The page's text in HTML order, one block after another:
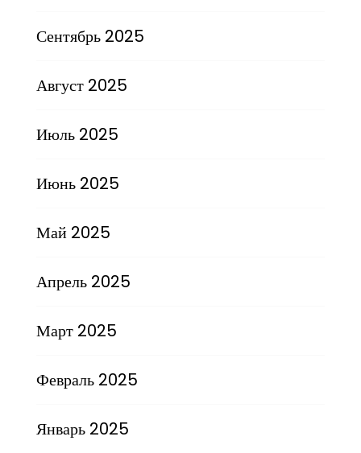
Сентябрь 2025
Август 2025
Июль 2025
Июнь 2025
Май 2025
Апрель 2025
Март 2025
Февраль 2025
Январь 2025